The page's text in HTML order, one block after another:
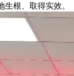
根、取得实效。